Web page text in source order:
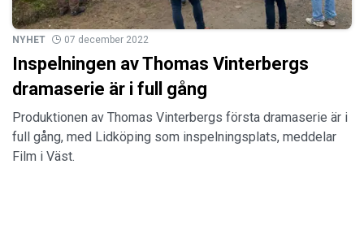
NYHET 07 december 2022
Inspelningen av Thomas Vinterbergs
dramaserie är i full gång
Produktionen av Thomas Vinterbergs första dramaserie är i
full gång, med Lidköping som inspelningsplats, meddelar
Film i Väst.